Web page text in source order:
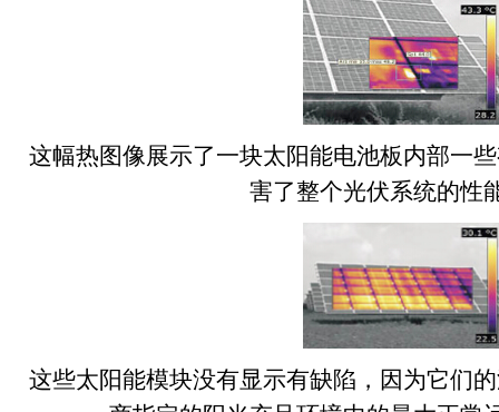
这幅热图像展示了一块太阳能电池板内部一
害了整个光伏系统的性
这些太阳能模块没有显示有缺陷，因为它们